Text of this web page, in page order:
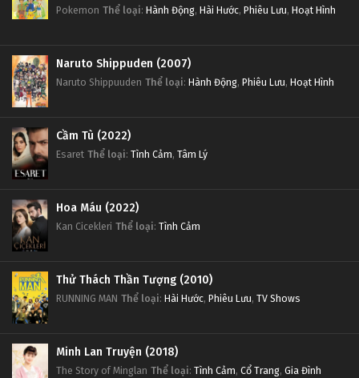
Pokemon Thể loại: Hành Động, Hài Hước, Phiêu Lưu, Hoạt Hình
Naruto Shippuden (2007)
Naruto Shippuuden Thể loại: Hành Động, Phiêu Lưu, Hoạt Hình
Cầm Tù (2022)
Esaret Thể loại: Tình Cảm, Tâm Lý
Hoa Máu (2022)
Kan Cicekleri Thể loại: Tình Cảm
Thử Thách Thần Tượng (2010)
RUNNING MAN Thể loại: Hài Hước, Phiêu Lưu, TV Shows
Minh Lan Truyện (2018)
The Story of Minglan Thể loại: Tình Cảm, Cổ Trang, Gia Đình